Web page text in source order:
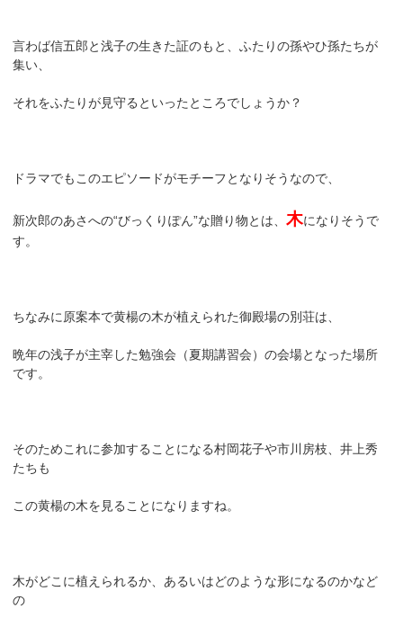
言わば信五郎と浅子の生きた証のもと、ふたりの孫やひ孫たちが
集い、
それをふたりが見守るといったところでしょうか？
ドラマでもこのエピソードがモチーフとなりそうなので、
新次郎のあさへの“びっくりぽん”な贈り物とは、木になりそうで
す。
ちなみに原案本で黄楊の木が植えられた御殿場の別荘は、
晩年の浅子が主宰した勉強会（夏期講習会）の会場となった場所
です。
そのためこれに参加することになる村岡花子や市川房枝、井上秀
たちも
この黄楊の木を見ることになりますね。
木がどこに植えられるか、あるいはどのような形になるのかなど
の